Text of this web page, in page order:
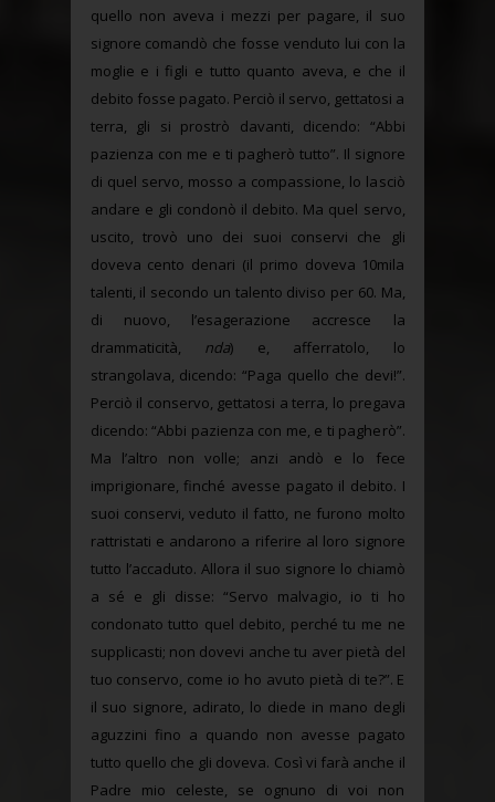
quello non aveva i mezzi per pagare, il suo
signore comandò che fosse venduto lui con la
moglie e i figli e tutto quanto aveva, e che il
debito fosse pagato. Perciò il servo, gettatosi a
terra, gli si prostrò davanti, dicendo: “Abbi
pazienza con me e ti pagherò tutto”. Il signore
di quel servo, mosso a compassione, lo lasciò
andare e gli condonò il debito. Ma quel servo,
uscito, trovò uno dei suoi conservi che gli
doveva cento denari (il primo doveva 10mila
talenti, il secondo un talento diviso per 60. Ma,
di nuovo, l’esagerazione accresce la
drammaticità, nda) e, afferratolo, lo
strangolava, dicendo: “Paga quello che devi!”.
Perciò il conservo, gettatosi a terra, lo pregava
dicendo: “Abbi pazienza con me, e ti pagherò”.
Ma l’altro non volle; anzi andò e lo fece
imprigionare, finché avesse pagato il debito. I
suoi conservi, veduto il fatto, ne furono molto
rattristati e andarono a riferire al loro signore
tutto l’accaduto. Allora il suo signore lo chiamò
a sé e gli disse: “Servo malvagio, io ti ho
condonato tutto quel debito, perché tu me ne
supplicasti; non dovevi anche tu aver pietà del
tuo conservo, come io ho avuto pietà di te?”. E
il suo signore, adirato, lo diede in mano degli
aguzzini fino a quando non avesse pagato
tutto quello che gli doveva. Così vi farà anche il
Padre mio celeste, se ognuno di voi non